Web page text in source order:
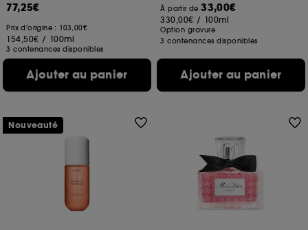
77,25€
Prix d'origine : 103,00€
154,50€ / 100ml
3 contenances disponibles
Ajouter au panier
À partir de33,00€
330,00€ / 100ml
Option gravure
3 contenances disponibles
Ajouter au panier
Nouveauté